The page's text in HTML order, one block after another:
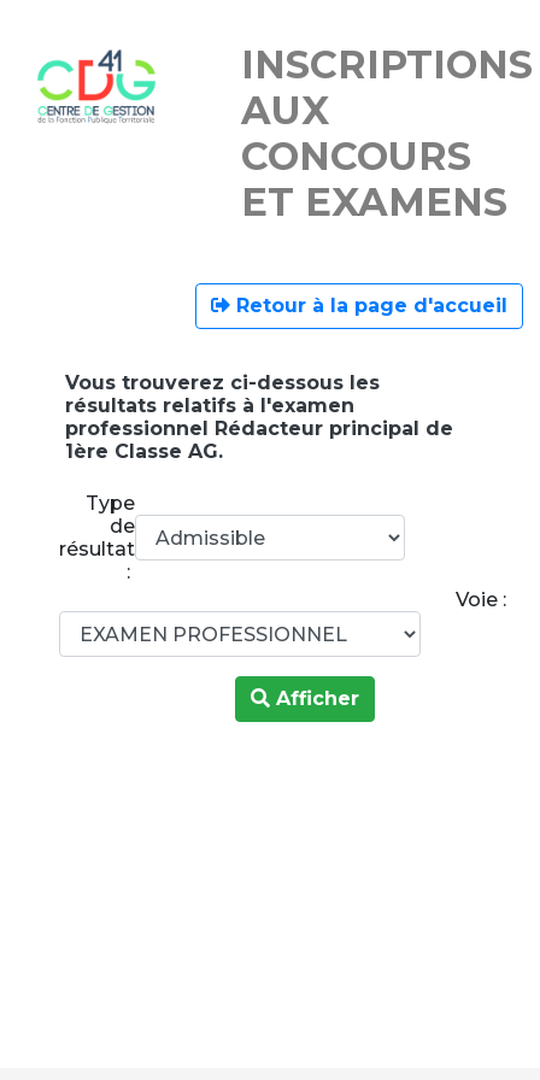
INSCRIPTIONS
AUX
CONCOURS
ET EXAMENS
Retour à la page d'accueil
Vous trouverez ci-dessous les
résultats relatifs à l'examen
professionnel Rédacteur principal de
1ère Classe AG.
Type
de
résultats
:
Voie :
Afficher